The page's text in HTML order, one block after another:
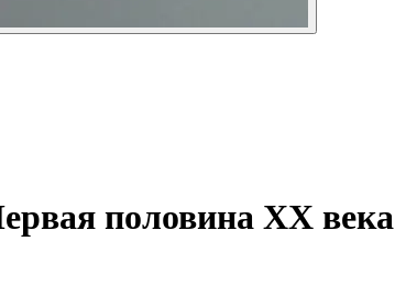
половина ХХ века